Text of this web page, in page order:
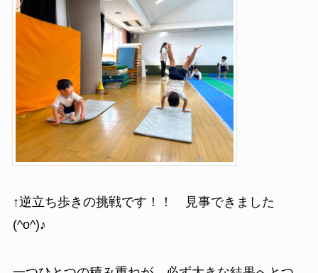
↑逆立ち歩きの挑戦です！！ 見事できました
(^o^)♪